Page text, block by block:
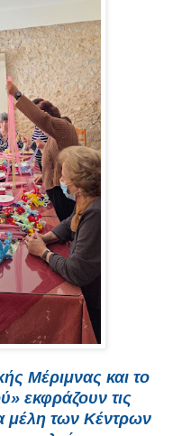
Μέριμνας και το
εκφράζουν τις
μέλη των Κέντρων